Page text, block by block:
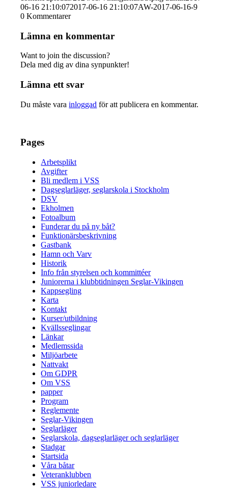
06-16 21:10:072017-06-16 21:10:07AW-2017-06-16-9
0 Kommentarer
Lämna en kommentar
Want to join the discussion?
Dela med dig av dina synpunkter!
Lämna ett svar
Du måste varainloggad för att publicera en kommentar.
Pages
Arbetsplikt
Avgifter
Bli medlem i VSS
Dagseglarläger, seglarskola i Stockholm
DSV
Ekholmen
Fotoalbum
Funderar du på ny båt?
Funktionärsbeskrivning
Gastbank
Hamn och Varv
Historik
Info från styrelsen och kommittéer
Juniorerna i klubbtidningen Seglar-Vikingen
Kappsegling
Karta
Kontakt
Kurser/utbildning
Kvällsseglingar
Länkar
Medlemssida
Miljöarbete
Nattvakt
Om GDPR
Om VSS
papper
Program
Reglemente
Seglar-Vikingen
Seglarläger
Seglarskola, dagseglarläger och seglarläger
Stadgar
Startsida
Våra båtar
Veteranklubben
VSS juniorledare